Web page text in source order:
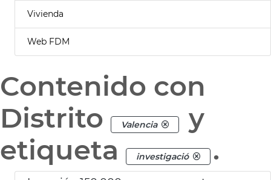
Vivienda
Web FDM
Contenido con
Distrito
Valencia
y
etiqueta
investigació .